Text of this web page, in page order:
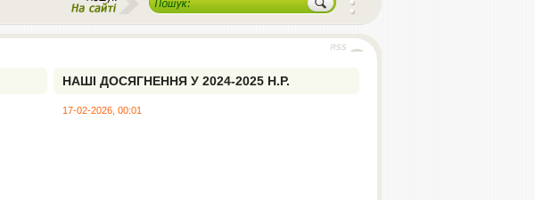
НАШІ ДОСЯГНЕННЯ У 2024-2025 Н.Р.
17-02-2026, 00:01